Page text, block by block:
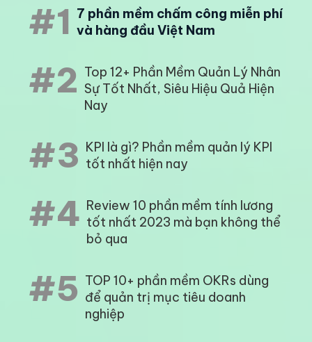
#1 7 phần mềm chấm công miễn phí
và hàng đầu Việt Nam
#2 Top 12+ Phần Mềm Quản Lý Nhân
Sự Tốt Nhất, Siêu Hiệu Quả Hiện
Nay
#3 KPI là gì? Phần mềm quản lý KPI
tốt nhất hiện nay
#4 Review 10 phần mềm tính lương
tốt nhất 2023 mà bạn không thể
bỏ qua
#5 TOP 10+ phần mềm OKRs dùng
để quản trị mục tiêu doanh
nghiệp